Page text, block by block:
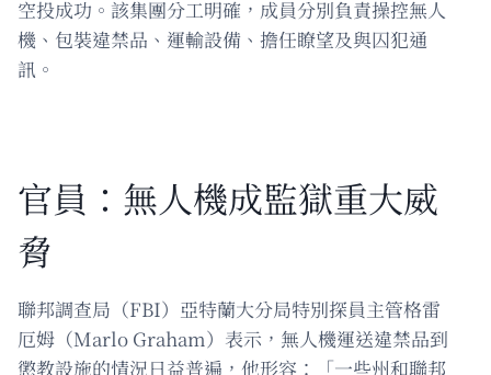
空投成功。該集團分工明確，成員分別負責操控無人
機、包裝違禁品、運輸設備、擔任瞭望及與囚犯通
訊。
官員：無人機成監獄重大威
脅
聯邦調查局（FBI）亞特蘭大分局特別探員主管格雷
厄姆（Marlo Graham）表示，無人機運送違禁品到
懲教設施的情況日益普遍，他形容：「一些州和聯邦